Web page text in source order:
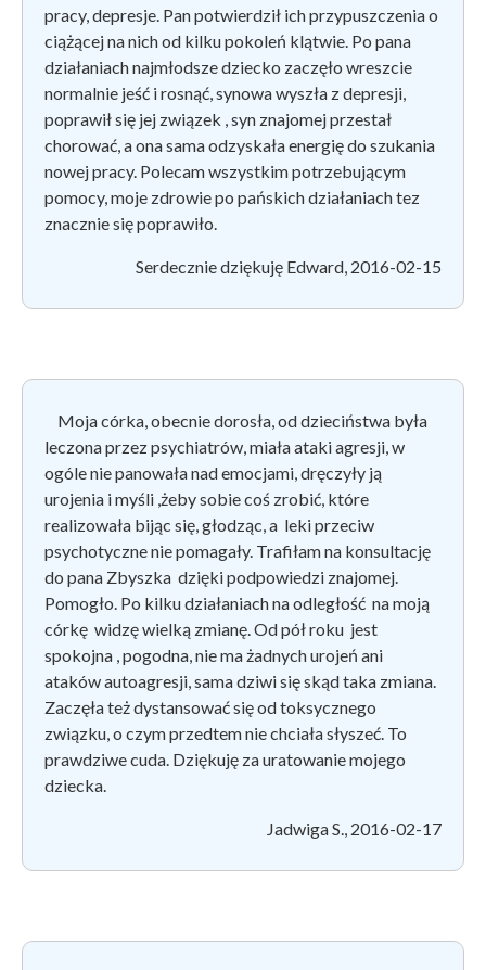
pracy, depresje. Pan potwierdził ich przypuszczenia o
ciążącej na nich od kilku pokoleń klątwie. Po pana
działaniach najmłodsze dziecko zaczęło wreszcie
normalnie jeść i rosnąć, synowa wyszła z depresji,
poprawił się jej związek , syn znajomej przestał
chorować, a ona sama odzyskała energię do szukania
nowej pracy. Polecam wszystkim potrzebującym
pomocy, moje zdrowie po pańskich działaniach tez
znacznie się poprawiło.
Serdecznie dziękuję Edward, 2016-02-15
Moja córka, obecnie dorosła, od dzieciństwa była
leczona przez psychiatrów, miała ataki agresji, w
ogóle nie panowała nad emocjami, dręczyły ją
urojenia i myśli ,żeby sobie coś zrobić, które
realizowała bijąc się, głodząc, a leki przeciw
psychotyczne nie pomagały. Trafiłam na konsultację
do pana Zbyszka dzięki podpowiedzi znajomej.
Pomogło. Po kilku działaniach na odległość na moją
córkę widzę wielką zmianę. Od pół roku jest
spokojna , pogodna, nie ma żadnych urojeń ani
ataków autoagresji, sama dziwi się skąd taka zmiana.
Zaczęła też dystansować się od toksycznego
związku, o czym przedtem nie chciała słyszeć. To
prawdziwe cuda. Dziękuję za uratowanie mojego
dziecka.
Jadwiga S., 2016-02-17